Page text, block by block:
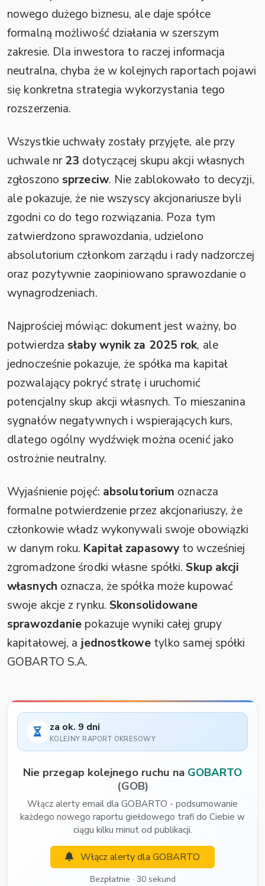
nowego dużego biznesu, ale daje spółce
formalną możliwość działania w szerszym
zakresie. Dla inwestora to raczej informacja
neutralna, chyba że w kolejnych raportach pojawi
się konkretna strategia wykorzystania tego
rozszerzenia.
Wszystkie uchwały zostały przyjęte, ale przy
uchwale nr23 dotyczącej skupu akcji własnych
zgłoszono sprzeciw. Nie zablokowało to decyzji,
ale pokazuje, że nie wszyscy akcjonariusze byli
zgodni co do tego rozwiązania. Poza tym
zatwierdzono sprawozdania, udzielono
absolutorium członkom zarządu i rady nadzorczej
oraz pozytywnie zaopiniowano sprawozdanie o
wynagrodzeniach.
Najprościej mówiąc: dokument jest ważny, bo
potwierdza słaby wynik za 2025 rok, ale
jednocześnie pokazuje, że spółka ma kapitał
pozwalający pokryć stratę i uruchomić
potencjalny skup akcji własnych. To mieszanina
sygnałów negatywnych i wspierających kurs,
dlatego ogólny wydźwięk można ocenić jako
ostrożnie neutralny.
Wyjaśnienie pojęć: absolutorium oznacza
formalne potwierdzenie przez akcjonariuszy, że
członkowie władz wykonywali swoje obowiązki
w danym roku. Kapitał zapasowy to wcześniej
zgromadzone środki własne spółki.Skup akcji
własnych oznacza, że spółka może kupować
swoje akcje z rynku.Skonsolidowane
sprawozdanie pokazuje wyniki całej grupy
kapitałowej, a jednostkowetylko samej spółki
GOBARTO S.A.
za ok. 9 dni
KOLEJNY RAPORT OKRESOWY
Nie przegap kolejnego ruchu na GOBARTO
(GOB)
Włącz alerty email dla GOBARTO - podsumowanie
każdego nowego raportu giełdowego trafi do Ciebie w
ciągu kilku minut od publikacji.
Włącz alerty dla GOBARTO
Bezpłatnie · 30 sekund